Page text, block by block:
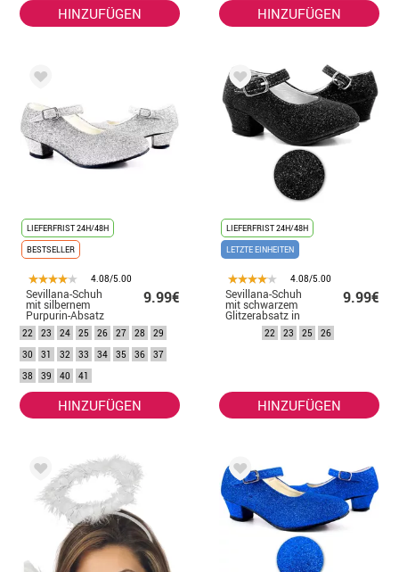
HINZUFÜGEN HINZUFÜGEN
LIEFERFRIST 24H/48H
BESTSELLER
4.08/5.00
Sevillana-Schuh
mit silbernem
Purpurin-Absatz
in den Nummern
22 bis 41
9.99€
22 23 24 25 26 27 28
29
30
31 32 33 34 35 36
37
38
39 40 41
HINZUFÜGEN
LIEFERFRIST 24H/48H
LETZTE EINHEITEN
4.08/5.00
Sevillana-Schuh
mit schwarzem
Glitzerabsatz in
den Nummern 22
9.99€
22 23 25 26
HINZUFÜGEN